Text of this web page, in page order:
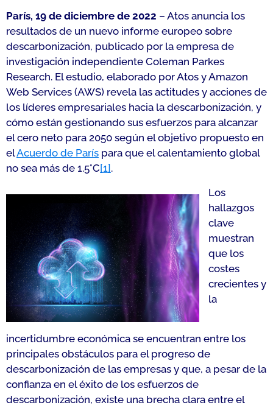
París, 19 de diciembre de 2022 – Atos anuncia los
resultados de un nuevo informe europeo sobre
descarbonización, publicado por la empresa de
investigación independiente Coleman Parkes
Research. El estudio, elaborado por Atos y Amazon
Web Services (AWS) revela las actitudes y acciones de
los líderes empresariales hacia la descarbonización, y
cómo están gestionando sus esfuerzos para alcanzar
el cero neto para 2050 según el objetivo propuesto en
elAcuerdo de París para que el calentamiento global
no sea más de 1.5°C[1] .
Los
hallazgos
clave
muestran
que los
costes
crecientes y
la
incertidumbre económica se encuentran entre los
principales obstáculos para el progreso de
descarbonización de las empresas y que, a pesar de la
confianza en el éxito de los esfuerzos de
descarbonización, existe una brecha clara entre el